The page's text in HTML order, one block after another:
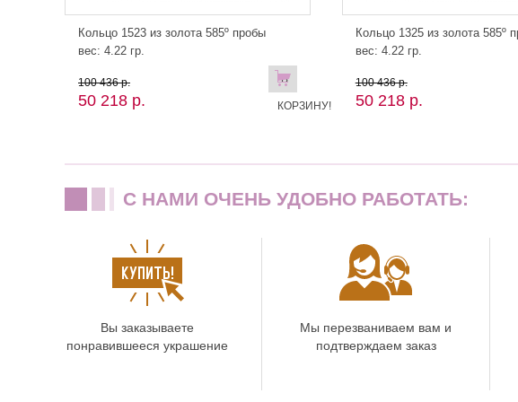
Кольцо 1523 из золота 585º пробы
вес: 4.22 гр.
100 436 р.
50 218 р.
В
КОРЗИНУ!
Кольцо 1325 из золота 585º
вес: 4.22 гр.
100 436 р.
50 218 р.
C НАМИ ОЧЕНЬ УДОБНО РАБОТАТЬ:
Вы заказываете
понравившееся украшение
Мы перезваниваем вам и
подтверждаем заказ